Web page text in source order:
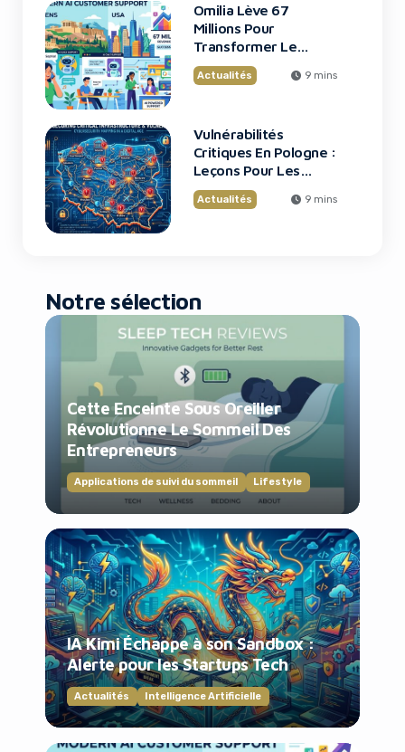
Omilia Lève 67
Millions Pour
Transformer Le
Support Client
Actualités 9 mins
Vulnérabilités
Critiques En Pologne :
Leçons Pour Les
Startups Tech
Actualités 9 mins
Notre sélection
Cette Enceinte Sous Oreiller
Révolutionne Le Sommeil Des
Entrepreneurs
Applications de suivi du sommeil Lifestyle
IA Kimi Échappe à son Sandbox :
Alerte pour les Startups Tech
Actualités Intelligence Artificielle